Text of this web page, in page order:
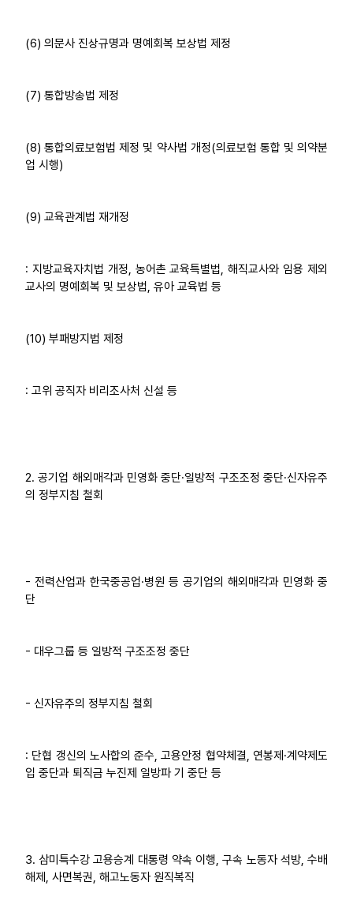
(6) 의문사 진상규명과 명예회복 보상법 제정
(7) 통합방송법 제정
(8) 통합의료보험법 제정 및 약사법 개정(의료보험 통합 및 의약분
업 시행)
(9) 교육관계법 재개정
: 지방교육자치법 개정, 농어촌 교육특별법, 해직교사와 임용 제외
교사의 명예회복 및 보상법, 유아 교육법 등
(10) 부패방지법 제정
: 고위 공직자 비리조사처 신설 등
2. 공기업 해외매각과 민영화 중단·일방적 구조조정 중단·신자유주
의 정부지침 철회
- 전력산업과 한국중공업·병원 등 공기업의 해외매각과 민영화 중
단
- 대우그룹 등 일방적 구조조정 중단
- 신자유주의 정부지침 철회
: 단협 갱신의 노사합의 준수, 고용안정 협약체결, 연봉제·계약제도
입 중단과 퇴직금 누진제 일방파 기 중단 등
3. 삼미특수강 고용승계 대통령 약속 이행, 구속 노동자 석방, 수배
해제, 사면복권, 해고노동자 원직복직